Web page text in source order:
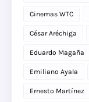
Cinemas WTC
César Aréchiga
Eduardo Magaña
Emiliano Ayala
Ernesto Martínez